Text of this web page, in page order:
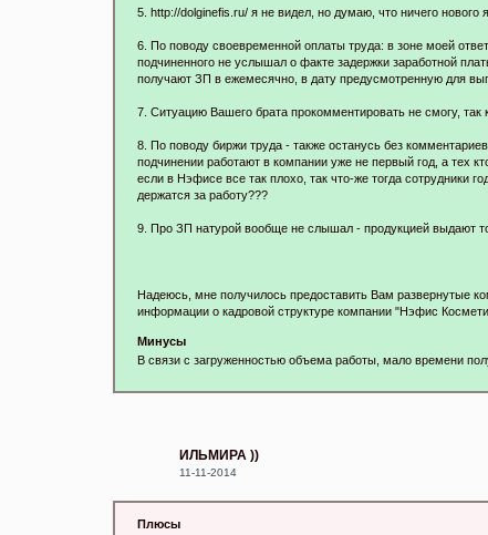
5. http://dolginefis.ru/ я не видел, но думаю, что ничего нового
6. По поводу своевременной оплаты труда: в зоне моей
подчиненного не услышал о факте задержки заработной
получают ЗП в ежемесячно, в дату предусмотренную для
7. Ситуацию Вашего брата прокомментировать не смогу, так
8. По поводу биржи труда - также останусь без
подчинении работают в компании уже не первый год, а тех
если в Нэфисе все так плохо, так что-же тогда сотрудники
держатся за работу???
9. Про ЗП натурой вообще не слышал - продукцией выдают
Надеюсь, мне получилось предоставить Вам развернутые
информации о кадровой структуре компании "Нэфис
Минусы
В связи с загруженностью объема работы, мало времени
ИЛЬМИРА ))
11-11-2014
Плюсы